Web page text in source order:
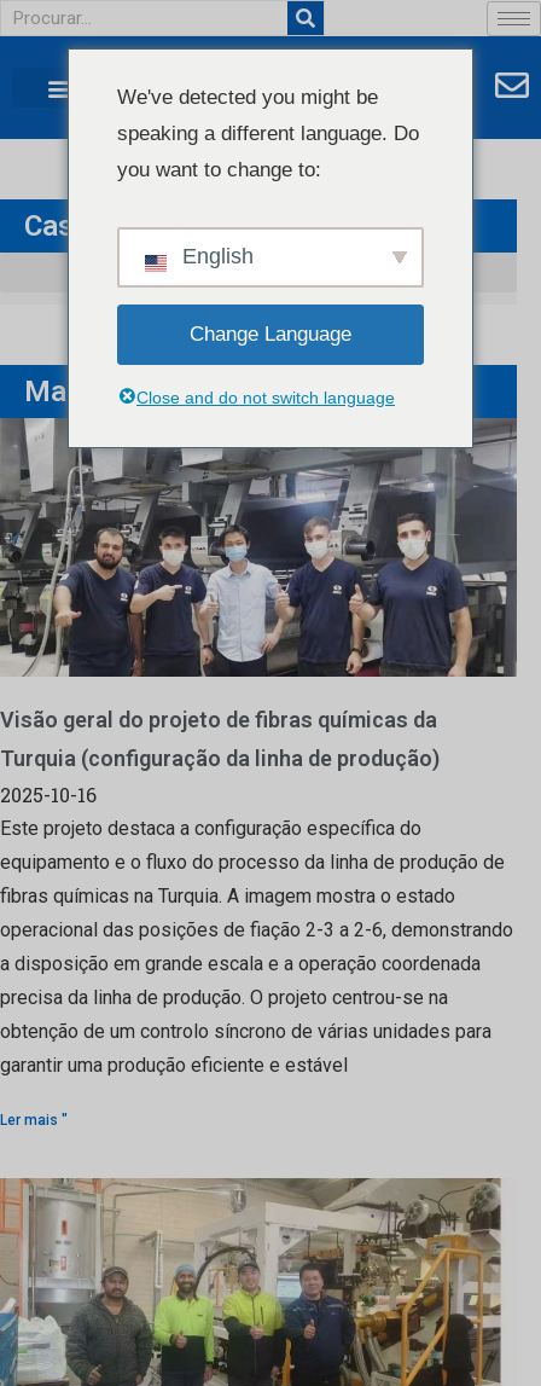
Caso De Cliente
Mais
Visão geral do projeto de fibras químicas da
Turquia (configuração da linha de produção)
2025-10-16
Este projeto destaca a configuração específica do
equipamento e o fluxo do processo da linha de produção de
fibras químicas na Turquia. A imagem mostra o estado
operacional das posições de fiação 2-3 a 2-6, demonstrando
a disposição em grande escala e a operação coordenada
precisa da linha de produção. O projeto centrou-se na
obtenção de um controlo síncrono de várias unidades para
garantir uma produção eficiente e estável
Ler mais "
We've detected you might be
speaking a different language. Do
you want to change to:
English
Change Language
Close and do not switch language